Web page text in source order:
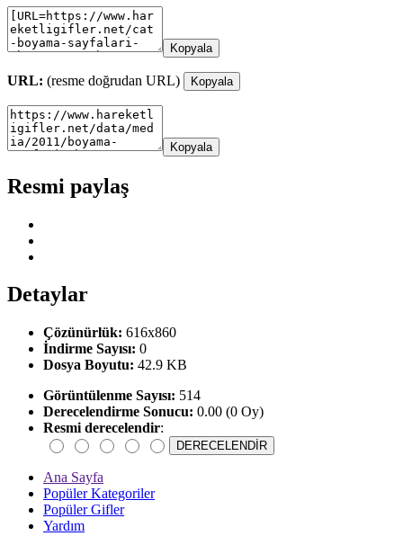
Kopyala
URL: (resme doğrudan URL) Kopyala
Kopyala
Resmi paylaş
Detaylar
Çözünürlük: 616x860
İndirme Sayısı: 0
Dosya Boyutu: 42.9 KB
Görüntülenme Sayısı: 514
Derecelendirme Sonucu: 0.00 (0 Oy)
Resmi derecelendir:
Ana Sayfa
Popüler Kategoriler
Popüler Gifler
Yardım